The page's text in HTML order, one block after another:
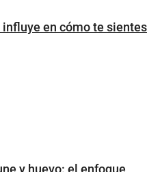
en cómo te sientes